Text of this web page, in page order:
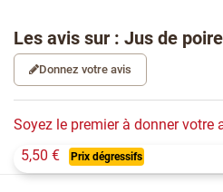
Les avis sur : Jus de
Donnez votre avis
Soyez le premier à donner votre
5,50 €
Prix dégressifs